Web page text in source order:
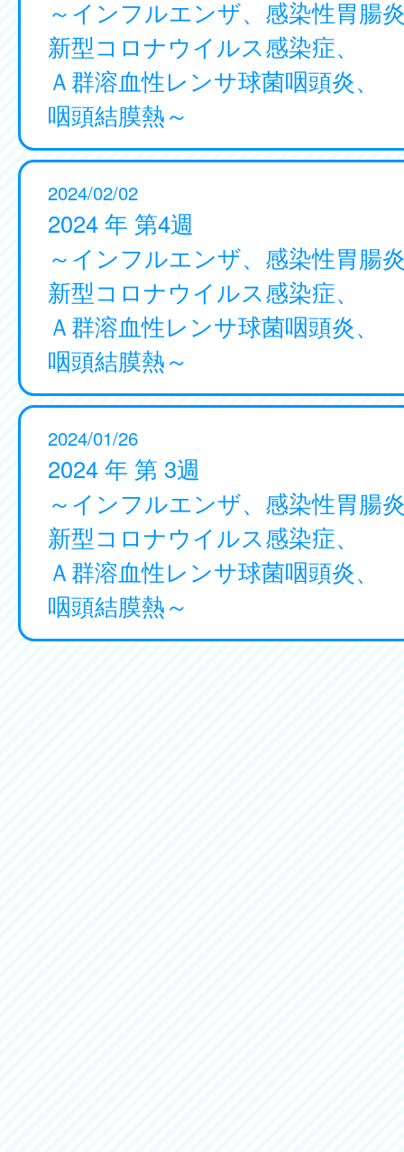
～インフルエンザ、感染性胃腸
新型コロナウイルス感染症、
Ａ群溶血性レンサ球菌咽頭炎、
咽頭結膜熱～
2024/02/02
2024 年 第4週
～インフルエンザ、感染性胃腸
新型コロナウイルス感染症、
Ａ群溶血性レンサ球菌咽頭炎、
咽頭結膜熱～
2024/01/26
2024 年 第 3週
～インフルエンザ、感染性胃腸
新型コロナウイルス感染症、
Ａ群溶血性レンサ球菌咽頭炎、
咽頭結膜熱～